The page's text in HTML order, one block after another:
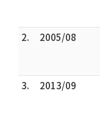
2.
2005/08
3.
2013/09